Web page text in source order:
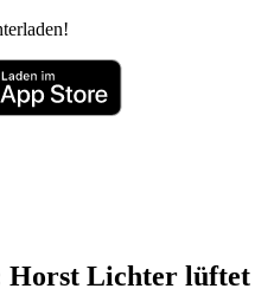
Horst Lichter lüftet